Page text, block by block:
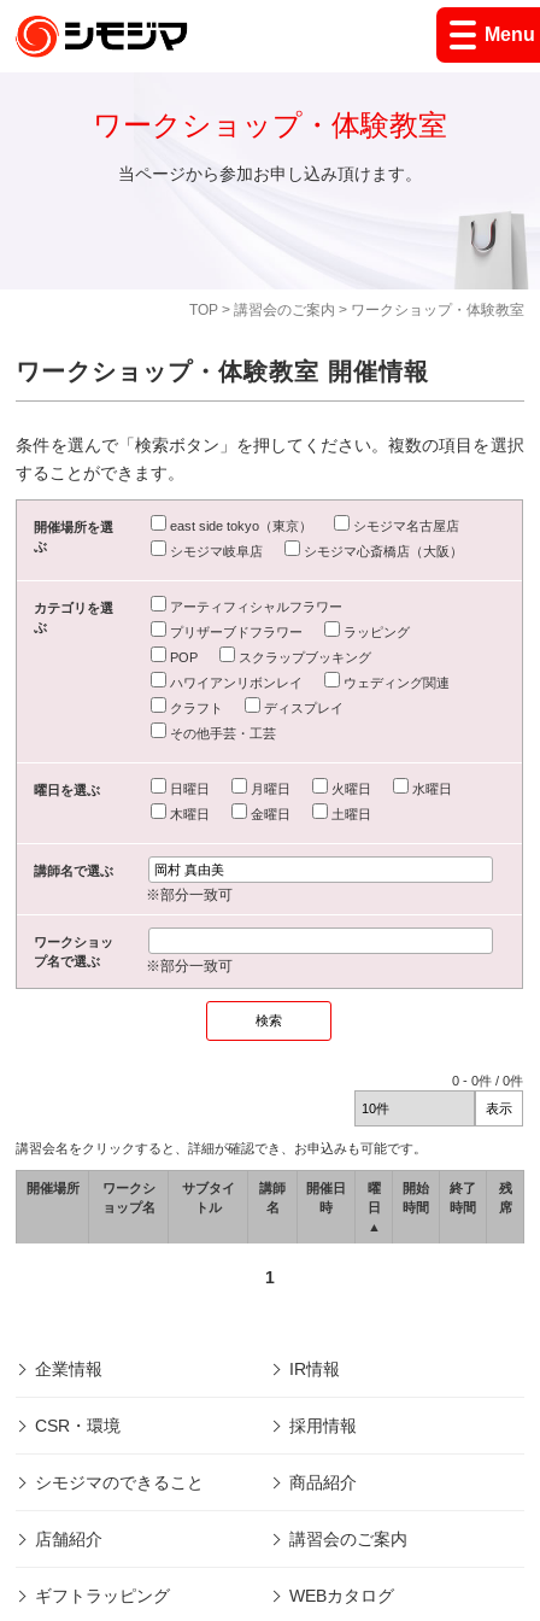
Menu
TOP> 講習会のご案内 > ワークショップ・体験教室
ワークショップ・体験教室
当ページから参加お申し込み頂けます。
ワークショップ・体験教室 開催情報
条件を選んで「検索ボタン」を押してください。複数の項目を選択
することができます。
開催場所を選
ぶ
east side tokyo（東京）
シモジマ名古屋店
シモジマ岐阜店
シモジマ心斎橋店（大阪）
カテゴリを選
ぶ
アーティフィシャルフラワー
プリザーブドフラワー
ラッピング
POP
スクラップブッキング
ハワイアンリボンレイ
ウェディング関連
クラフト
ディスプレイ
その他手芸・工芸
曜日を選ぶ 日曜日 月曜日 火曜日
水曜日
木曜日
金曜日 土曜日
講師名で選ぶ
※部分一致可
ワークショッ
プ名で選ぶ
※部分一致可
0 -0件 /0件
講習会名をクリックすると、詳細が確認でき、お申込みも可能です。
開催場所
ワークシ
ョップ名
サブタイ
トル
講師
名
開催日
時
曜
日
▲
開始
時間
終了
時間
残
席
1
企業情報 IR情報
CSR・環境 採用情報
シモジマのできること 商品紹介
店舗紹介 講習会のご案内
ギフトラッピング WEBカタログ